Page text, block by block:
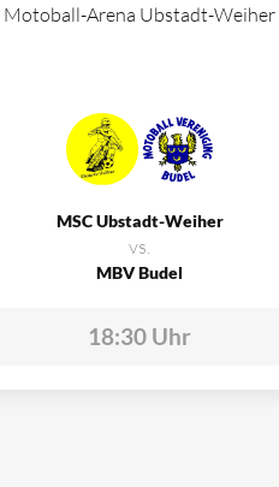
Motoball-Arena Ubstadt-Weiher
MSC Ubstadt-Weiher
vs.
MBV Budel
18:30 Uhr